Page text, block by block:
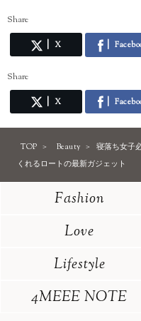
Share
X
Share
X
TOP Beauty
寝落ち女子
くれるロートの最新ガジェット
Fashion
Love
Lifestyle
4MEEE NOTE